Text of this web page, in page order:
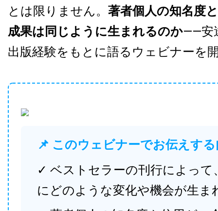
とは限りません。 著者個人の知名度
成果は同じように生まれるのか——安
出版経験をもとに語るウェビナーを
📌 このウェビナーでお伝えす
✓ ベストセラーの刊行によって
にどのような変化や機会が生ま